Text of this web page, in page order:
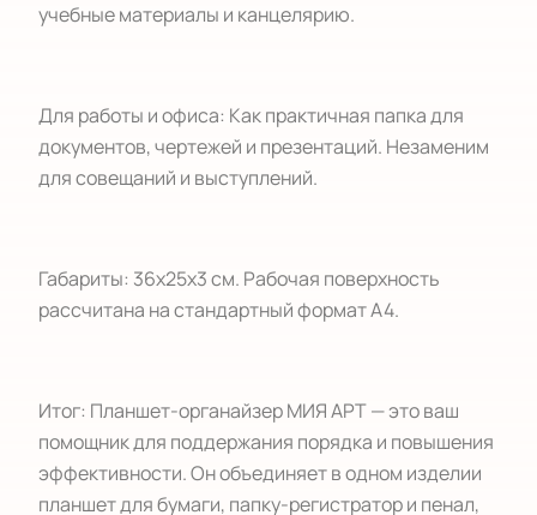
учебные материалы и канцелярию.
Для работы и офиса: Как практичная папка для
документов, чертежей и презентаций. Незаменим
для совещаний и выступлений.
Габариты: 36х25х3 см. Рабочая поверхность
рассчитана на стандартный формат А4.
Итог: Планшет-органайзер МИЯ АРТ — это ваш
помощник для поддержания порядка и повышения
эффективности. Он объединяет в одном изделии
планшет для бумаги, папку-регистратор и пенал,